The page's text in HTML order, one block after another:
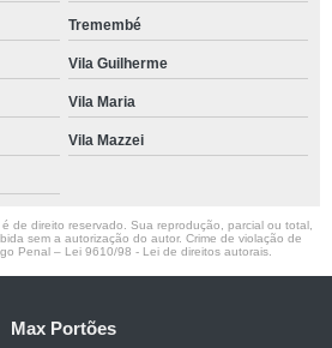
Tremembé
Vila Guilherme
Vila Maria
Vila Mazzei
de direito reservado. Sua reprodução, parcial ou total,
sem a autorização do autor. Crime de violação de
Penal – Lei 9610/98 - Lei de direitos autorais
Max Portões